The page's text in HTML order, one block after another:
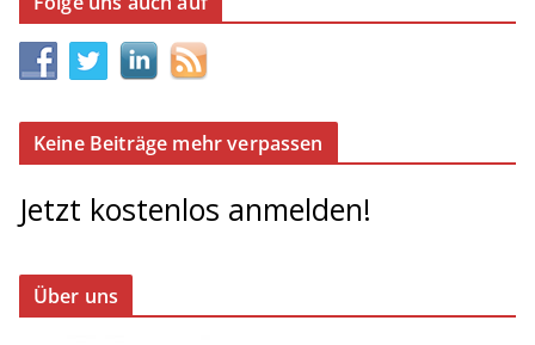
Keine Beiträge mehr verpassen
Jetzt kostenlos anmelden!
Über uns